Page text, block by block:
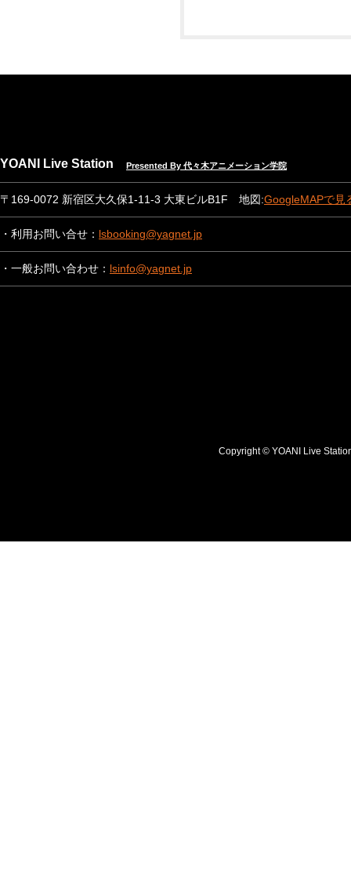
YOANI Live Station Presented By 代々木アニメーション学院
〒169-0072 新宿区大久保1-11-3 大東ビルB1F 地図:GoogleMAPで見
・利用お問い合せ： lsbooking@yagnet.jp
・一般お問い合わせ： lsinfo@yagnet.jp
Copyright © YOANI Live